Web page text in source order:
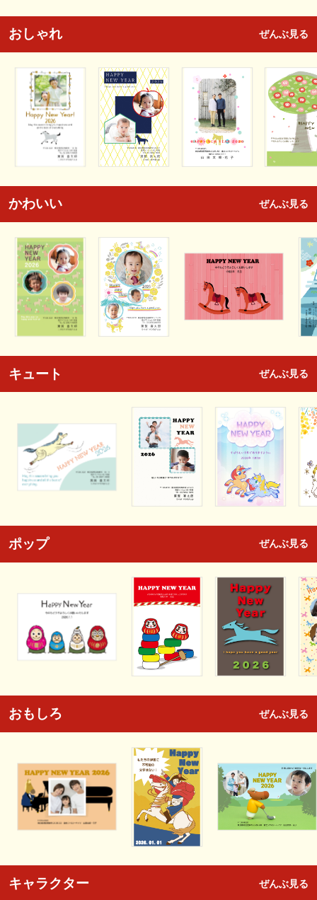
おしゃれ ぜんぶ見る
かわいい ぜんぶ見る
キュート ぜんぶ見る
ポップ ぜんぶ見る
おもしろ ぜんぶ見る
キャラクター ぜんぶ見る